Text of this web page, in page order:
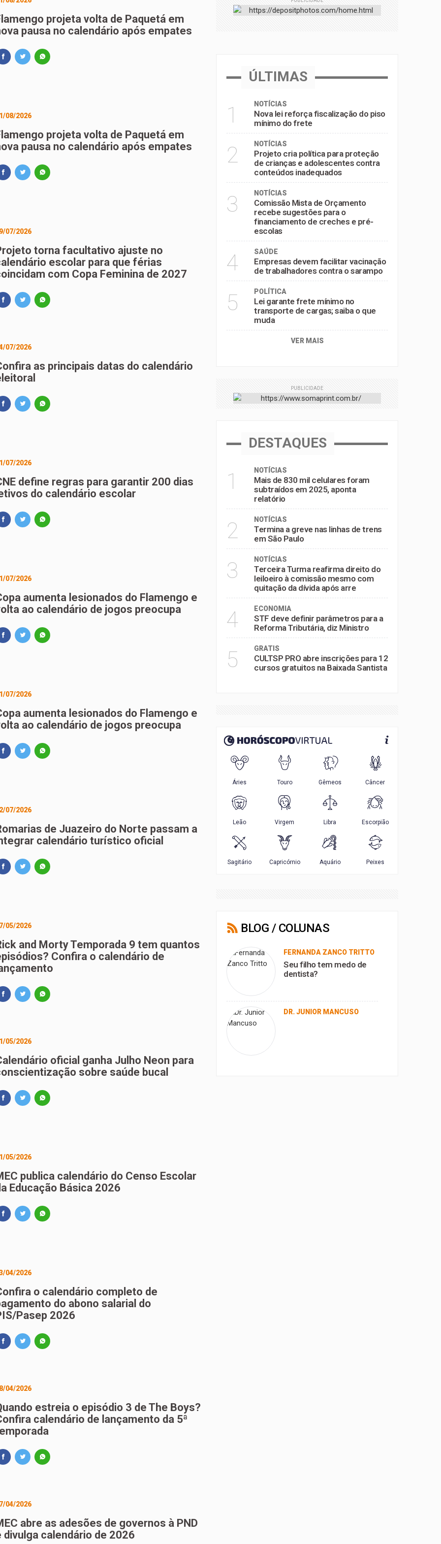
proteção de crianças e adolescentes contra conteúdos inadequados
recebe sugestões para o financiamento de creches e pré-escolas
projeta volta de Paquetá em
pausa no calendário após empates
08/2026
projeta volta de Paquetá em
pausa no calendário após empates
07/2026
torna facultativo ajuste no
escolar para que férias
com Copa Feminina de 2027
07/2026
as principais datas do calendário
07/2026
define regras para garantir 200 dias
do calendário escolar
07/2026
aumenta lesionados do Flamengo e
ao calendário de jogos preocupa
07/2026
aumenta lesionados do Flamengo e
ao calendário de jogos preocupa
07/2026
de Juazeiro do Norte passam a
calendário turístico oficial
05/2026
and Morty Temporada 9 tem quantos
Confira o calendário de
05/2026
oficial ganha Julho Neon para
sobre saúde bucal
05/2026
publica calendário do Censo Escolar
Educação Básica 2026
04/2026
o calendário completo de
do abono salarial do
Pasep 2026
04/2026
estreia o episódio 3 de The Boys?
calendário de lançamento da 5ª
04/2026
abre as adesões de governos à PND
divulga calendário de 2026
ÚLTIMAS
1 NOTÍCIAS
Nova lei reforça fiscalização do piso
mínimo do frete
2 NOTÍCIAS
Projeto cria política para proteção
de crianças e adolescentes contra
conteúdos inadequados
3 NOTÍCIAS
Comissão Mista de Orçamento
recebe sugestões para o
financiamento de creches e pré-
escolas
4 SAÚDE
Empresas devem facilitar vacinação
de trabalhadores contra o sarampo
5 POLÍTICA
Lei garante frete mínimo no
transporte de cargas; saiba o que
muda
VER MAIS
PUBLICIDADE
DESTAQUES
1 NOTÍCIAS
Mais de 830 mil celulares foram
subtraídos em 2025, aponta
relatório
2 NOTÍCIAS
Termina a greve nas linhas de trens
em São Paulo
3 NOTÍCIAS
Terceira Turma reafirma direito do
leiloeiro à comissão mesmo com
quitação da dívida após arre
4 ECONOMIA
STF deve definir parâmetros para a
Reforma Tributária, diz Ministro
5 GRATIS
CULTSP PRO abre inscrições para 12
cursos gratuitos na Baixada Santista
BLOG / COLUNAS
FERNANDA ZANCO TRITTO
Seu filho tem medo de
dentista?
DR. JUNIOR MANCUSO